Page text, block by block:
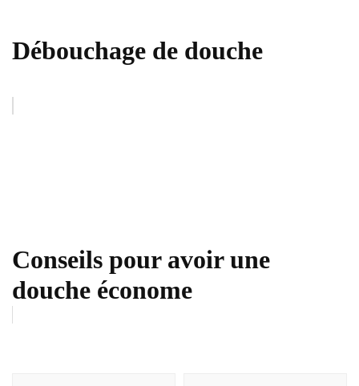
Débouchage de douche
Conseils pour avoir une
douche économe